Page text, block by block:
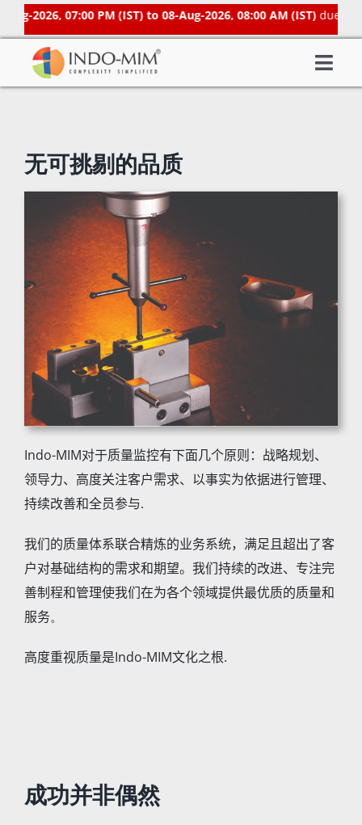
to
content
2026, 07:00 PM (IST) to 08-Aug-2026, 08:00 AM (IST)due to
Sector We Serve
Investor
Careers
Contacts US
Subsidiaries
Get Instant Quote / Buy Online
无可挑剔的品质
Indo-MIM对于质量监控有下面几个原则：战略规划、
领导力、高度关注客户需求、以事实为依据进行管理、
持续改善和全员参与.
我们的质量体系联合精炼的业务系统，满足且超出了客
户对基础结构的需求和期望。我们持续的改进、专注完
善制程和管理使我们在为各个领域提供最优质的质量和
服务。
高度重视质量是Indo-MIM文化之根.
成功并非偶然